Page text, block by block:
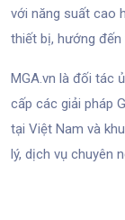
với năng suất cao
thiết bị, hướng đến
MGA.vn là đối tác
cấp các giải pháp
tại Việt Nam và
lý, dịch vụ chuyên